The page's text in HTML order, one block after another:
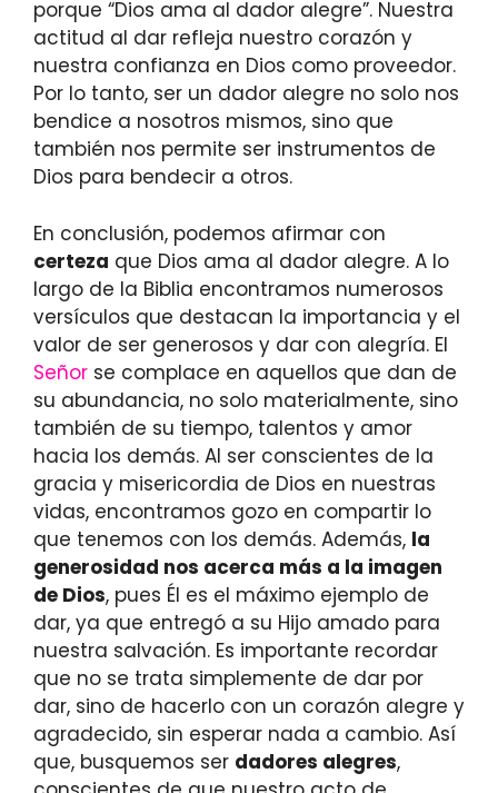
porque “Dios ama al dador alegre”. Nuestra
actitud al dar refleja nuestro corazón y
nuestra confianza en Dios como proveedor.
Por lo tanto, ser un dador alegre no solo nos
bendice a nosotros mismos, sino que
también nos permite ser instrumentos de
Dios para bendecir a otros.
En conclusión, podemos afirmar con
certeza que Dios ama al dador alegre. A lo
largo de la Biblia encontramos numerosos
versículos que destacan la importancia y el
valor de ser generosos y dar con alegría. El
Señor se complace en aquellos que dan de
su abundancia, no solo materialmente, sino
también de su tiempo, talentos y amor
hacia los demás. Al ser conscientes de la
gracia y misericordia de Dios en nuestras
vidas, encontramos gozo en compartir lo
que tenemos con los demás. Además, la
generosidad nos acerca más a la imagen
de Dios, pues Él es el máximo ejemplo de
dar, ya que entregó a su Hijo amado para
nuestra salvación. Es importante recordar
que no se trata simplemente de dar por
dar, sino de hacerlo con un corazón alegre y
agradecido, sin esperar nada a cambio. Así
que, busquemos ser dadores alegres,